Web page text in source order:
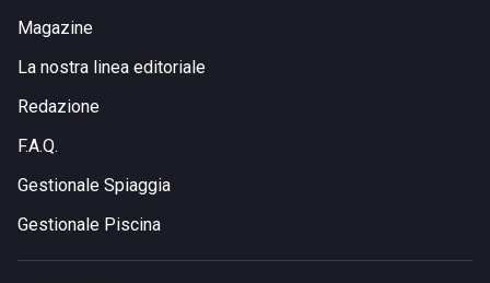
Magazine
La nostra linea editoriale
Redazione
F.A.Q.
Gestionale Spiaggia
Gestionale Piscina